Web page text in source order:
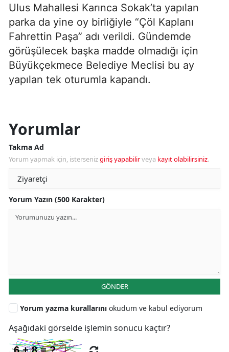
Ulus Mahallesi Karınca Sokak’ta yapılan
parka da yine oy birliğiyle “Çöl Kaplanı
Fahrettin Paşa” adı verildi. Gündemde
görüşülecek başka madde olmadığı için
Büyükçekmece Belediye Meclisi bu ay
yapılan tek oturumla kapandı.
Yorumlar
Takma Ad
Yorum yapmak için, istersenizgiriş yapabilirveya kayıt olabilirsiniz.
Yorum Yazın (500 Karakter)
GÖNDER
Yorum yazma kurallarını okudum ve kabul ediyorum
Aşağıdaki görselde işlemin sonucu kaçtır?